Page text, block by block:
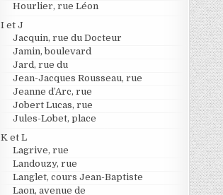
Hourlier, rue Léon
I et J
Jacquin, rue du Docteur
Jamin, boulevard
Jard, rue du
Jean-Jacques Rousseau, rue
Jeanne d’Arc, rue
Jobert Lucas, rue
Jules-Lobet, place
K et L
Lagrive, rue
Landouzy, rue
Langlet, cours Jean-Baptiste
Laon, avenue de